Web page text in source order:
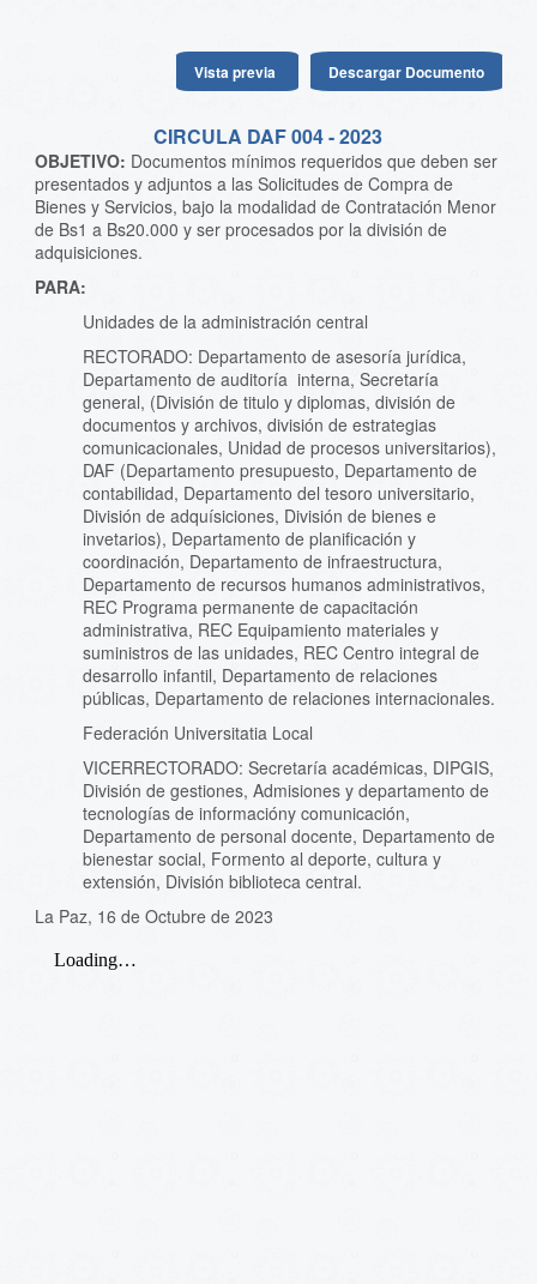
Vista previa Descargar Documento
CIRCULA DAF 004 - 2023
OBJETIVO: Documentos mínimos requeridos que deben ser
presentados y adjuntos a las Solicitudes de Compra de
Bienes y Servicios, bajo la modalidad de Contratación Menor
de Bs1 a Bs20.000 y ser procesados por la división de
adquisiciones.
PARA:
Unidades de la administración central
RECTORADO: Departamento de asesoría jurídica,
Departamento de auditoría interna, Secretaría
general, (División de titulo y diplomas, división de
documentos y archivos, división de estrategias
comunicacionales, Unidad de procesos universitarios),
DAF (Departamento presupuesto, Departamento de
contabilidad, Departamento del tesoro universitario,
División de adquísiciones, División de bienes e
invetarios), Departamento de planificación y
coordinación, Departamento de infraestructura,
Departamento de recursos humanos administrativos,
REC Programa permanente de capacitación
administrativa, REC Equipamiento materiales y
suministros de las unidades, REC Centro integral de
desarrollo infantil, Departamento de relaciones
públicas, Departamento de relaciones internacionales.
Federación Universitatia Local
VICERRECTORADO: Secretaría académicas, DIPGIS,
División de gestiones, Admisiones y departamento de
tecnologías de informacióny comunicación,
Departamento de personal docente, Departamento de
bienestar social, Formento al deporte, cultura y
extensión, División biblioteca central.
La Paz, 16 de Octubre de 2023